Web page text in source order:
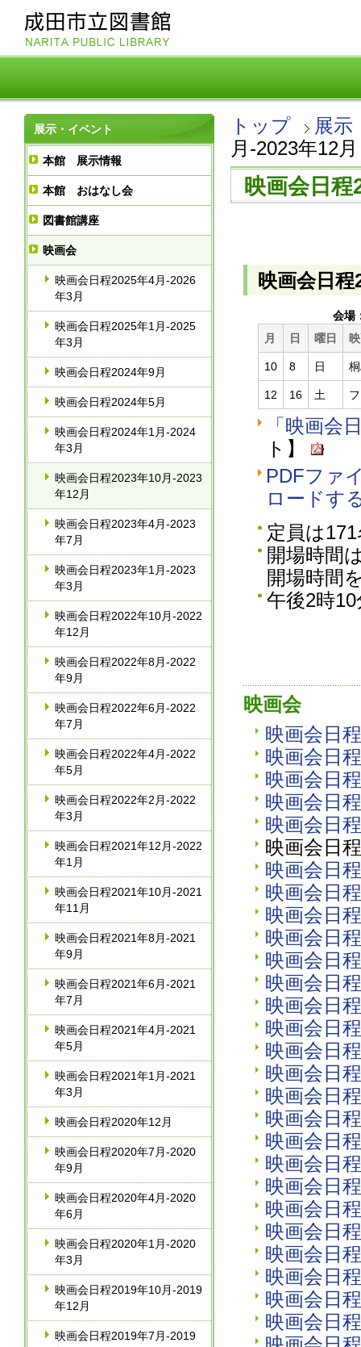
展示・イベント
本館 展示情報
本館 おはなし会
図書館講座
映画会
映画会日程2025年4月-2026
年3月
映画会日程2025年1月-2025
年3月
映画会日程2024年9月
映画会日程2024年5月
映画会日程2024年1月‐2024
年3月
映画会日程2023年10月‐2023
年12月
映画会日程2023年4月‐2023
年7月
映画会日程2023年1月‐2023
年3月
映画会日程2022年10月‐2022
年12月
映画会日程2022年8月‐2022
年9月
映画会日程2022年6月‐2022
年7月
映画会日程2022年4月‐2022
年5月
映画会日程2022年2月‐2022
年3月
映画会日程2021年12月‐2022
年1月
映画会日程2021年10月‐2021
年11月
映画会日程2021年8月‐2021
年9月
映画会日程2021年6月‐2021
年7月
映画会日程2021年4月‐2021
年5月
映画会日程2021年1月‐2021
年3月
映画会日程2020年12月
映画会日程2020年7月‐2020
年9月
映画会日程2020年4月‐2020
年6月
映画会日程2020年1月‐2020
年3月
映画会日程2019年10月‐2019
年12月
映画会日程2019年7月‐2019
トップ
展示
月-2023年12月
映画会日
映画会日
会場
月
日 曜日
10 8 日
12 16 土
「映画会
ト】
PDFファ
ロードす
定員は
開場時間
開場時間
午後2時
映画会
映画会日
映画会日
映画会日
映画会日
映画会日
映画会日
映画会日
映画会日
映画会日
映画会日
映画会日
映画会日
映画会日
映画会日
映画会日
映画会日
映画会日
映画会日
映画会日
映画会日
映画会日
映画会日
映画会日
映画会日
映画会日
映画会日
映画会日